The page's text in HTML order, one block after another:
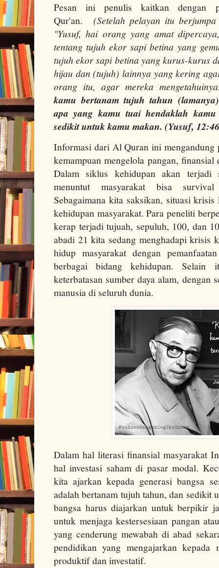
Pesan ini penulis kaitkan
Qur'an.
(Setelah pelayan itu
"Yusuf, hai orang yang amat
tentang tujuh ekor sapi betina yang
tujuh ekor sapi betina yang kurus-kurus
hijau dan (tujuh) lainnya yang kering
orang itu, agar mereka
kamu bertanam tujuh tahun
apa yang kamu tuai hendaklah
sedikit untuk kamu makan. (Yusuf,
Informasi dari Al Quran ini mengandung
kemampuan mengelola pangan,
Dalam siklus kehidupan akan
menuntut masyarakat bisa
Sebagaimana kita saksikan, situasi
kehidupan masyarakat. Para peneliti
kerap terjadi tujuah, sepuluh, 100, dan
abadi 21 kita sedang menghadapi krisis
hidup masyarakat dengan
berbagai bidang kehidupan. Selain
keterbatasan sumber daya alam, dengan
manusia di seluruh dunia.
Dalam hal literasi finansial masyarakat
hal investasi saham di pasar modal.
kita ajarkan kepada generasi bangsa
adalah bertanam tujuh tahun, dan sedikit
bangsa harus diajarkan untuk berpikir
untuk menjaga kestersesiaan pangan
yang cenderung mewabah di abad
pendidikan yang mengajarkan kepada
produktif dan investatif.